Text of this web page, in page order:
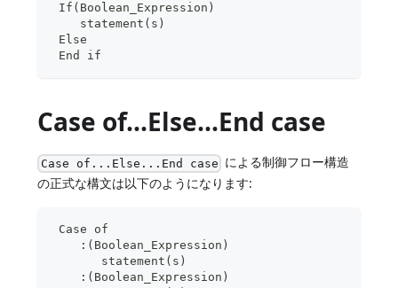
If(Boolean_Expression)
    statement(s)
Else
End if
Case of...Else...End case
Case of...Else...End case による制御フロー構造
の正式な構文は以下のようになります:
Case of
    :(Boolean_Expression)
       statement(s)
    :(Boolean_Expression)